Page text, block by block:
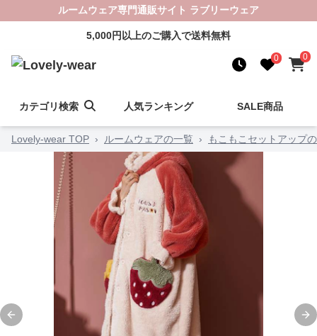
ルームウェア専門通販サイト ラブリーウェア
5,000円以上のご購入で送料無料
0 0
カテゴリ検索 人気ランキング SALE商品
Lovely-wear TOP › ルームウェアの一覧 › もこもこセットアップ
Previous slide